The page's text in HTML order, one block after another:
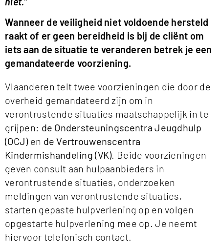
Wanneer de veiligheid niet voldoende hersteld
raakt of er geen bereidheid is bij de cliënt om
iets aan de situatie te veranderen betrek je een
gemandateerde voorziening.
Vlaanderen telt twee voorzieningen die door de
overheid gemandateerd zijn om in
verontrustende situaties maatschappelijk in te
grijpen: de Ondersteuningscentra Jeugdhulp
(OCJ)en de Vertrouwenscentra
Kindermishandeling (VK). Beide voorzieningen
geven consult aan hulpaanbieders in
verontrustende situaties, onderzoeken
meldingen van verontrustende situaties,
starten gepaste hulpverlening op en volgen
opgestarte hulpverlening mee op. Je neemt
hiervoor telefonisch contact.